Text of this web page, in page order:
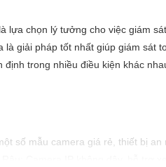
lựa chọn lý tưởng cho việc giám
là giải pháp tốt nhất giúp giám sát
định trong nhiều điều kiện khác
số mẫu camera giá rẻ, thiết bị